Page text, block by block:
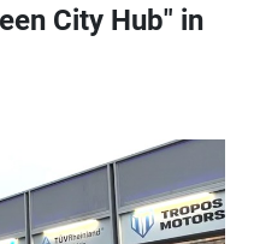
City Hub" in